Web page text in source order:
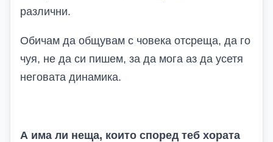
различни.
Обичам да общувам с човека отсреща, да го
чуя, не да си пишем, за да мога аз да усетя
неговата динамика.
А има ли неща, които според теб хората